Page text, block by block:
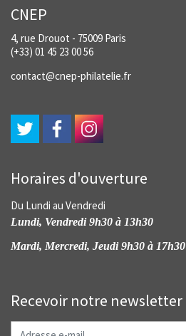
CNEP
4, rue Drouot - 75009 Paris
(+33) 01 45 23 00 56
contact@cnep-philatelie.fr
Horaires d'ouverture
Du Lundi au Vendredi
Lundi, Vendredi 9h30 à 13h30
Mardi, Mercredi, Jeudi 9h30 à 17h30
Recevoir notre newsletter